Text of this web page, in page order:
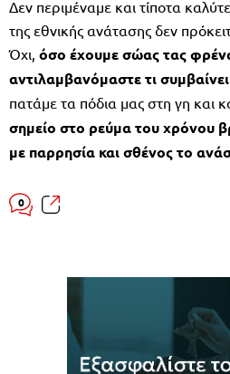
Δεν περιμέναμε και τίποτα
της εθνικής ανάτασης δεν
Όχι, όσο έχουμε σώας τας
αντιλαμβανόμαστε τι
πατάμε τα πόδια μας στη γη και
σημείο στο ρεύμα του χρόνου
με παρρησία και σθένος το
0